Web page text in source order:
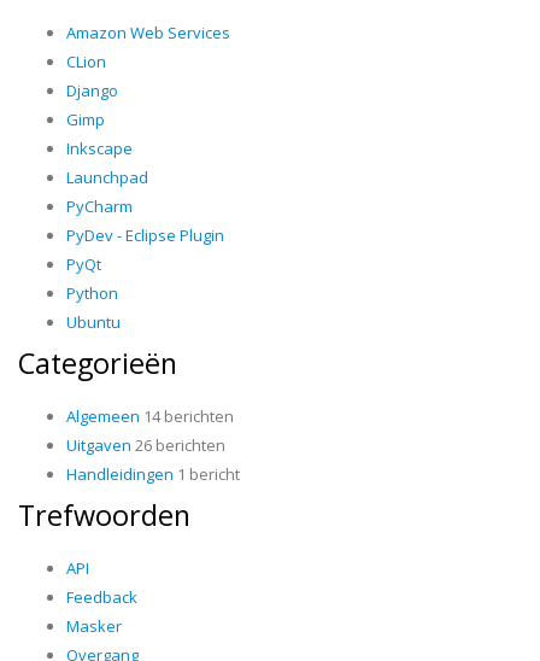
Amazon Web Services
CLion
Django
Gimp
Inkscape
Launchpad
PyCharm
PyDev - Eclipse Plugin
PyQt
Python
Ubuntu
Categorieën
Algemeen 14 berichten
Uitgaven 26 berichten
Handleidingen 1 bericht
Trefwoorden
API
Feedback
Masker
Overgang